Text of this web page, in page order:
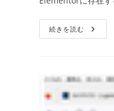
続きを読む